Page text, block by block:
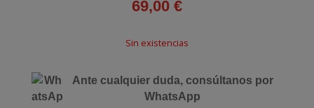
69,00 €
Sin existencias
Ante cualquier duda, consúltanos por
WhatsApp